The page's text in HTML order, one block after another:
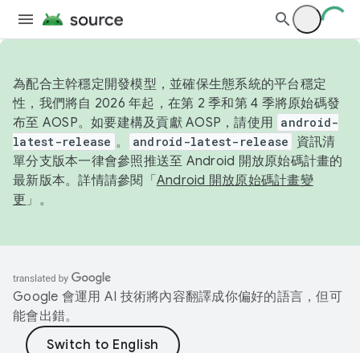
為配合主幹穩定開發模型，並確保生態系統的平台穩定
性，我們將自 2026 年起，在第 2 季和第 4 季將原始碼發
布至 AOSP。如要建構及貢獻 AOSP，請使用 android-
latest-release 。 android-latest-release
資訊清
單分支版本一律會參照推送至 Android 開放原始碼計畫的
最新版本。詳情請參閱「 Android 開放原始碼計畫變
更 」。
Google 會運用 AI 技術將內容翻譯成你偏好的語言，但可
能會出錯。